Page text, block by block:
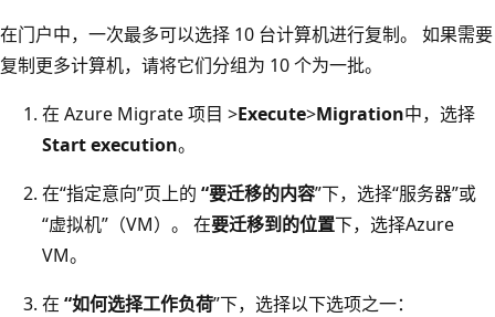
在门户中，一次最多可以选择 10 台计算机进行复制。 如果需要
复制更多计算机，请将它们分组为 10 个为一批。
在 Azure Migrate 项目 >Execute>Migration中，选择
Start execution。
在“指定意向”页上的 “要迁移的内容”下，选择“服务器”或
“虚拟机”（VM）。 在要迁移到的位置下，选择Azure
VM。
在 “如何选择工作负荷”下，选择以下选项之一：